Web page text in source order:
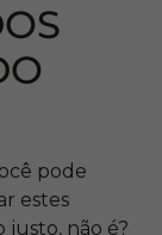
pode
estes
não é?